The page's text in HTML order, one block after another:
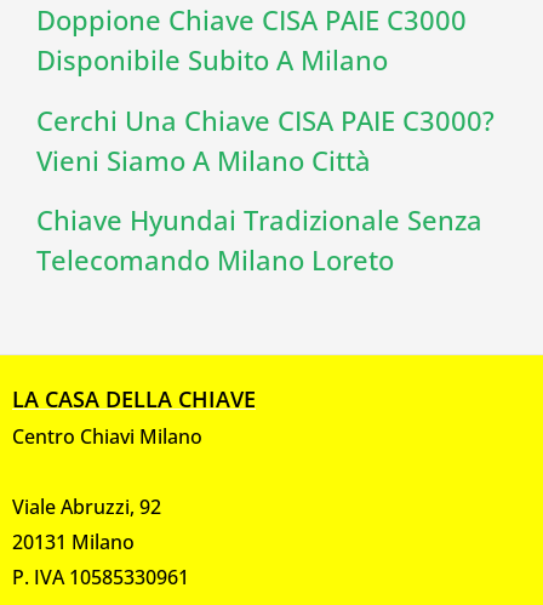
Doppione Chiave CISA PAIE C3000
Disponibile Subito A Milano
Cerchi Una Chiave CISA PAIE C3000?
Vieni Siamo A Milano Città
Chiave Hyundai Tradizionale Senza
Telecomando Milano Loreto
LA CASA DELLA CHIAVE
Centro Chiavi Milano
Viale Abruzzi, 92
20131 Milano
P. IVA 10585330961